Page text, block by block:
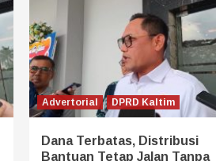
Advertorial DPRD Kaltim
Dana Terbatas, Distribusi
Bantuan Tetap Jalan Tanpa